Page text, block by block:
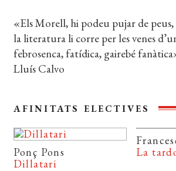
«Els Morell, hi podeu pujar de
la literatura li corre per les venes
febrosenca, fatídica, gairebé
Lluís Calvo
AFINITATS ELECTIVES
Ponç Pons
Dillatari
La